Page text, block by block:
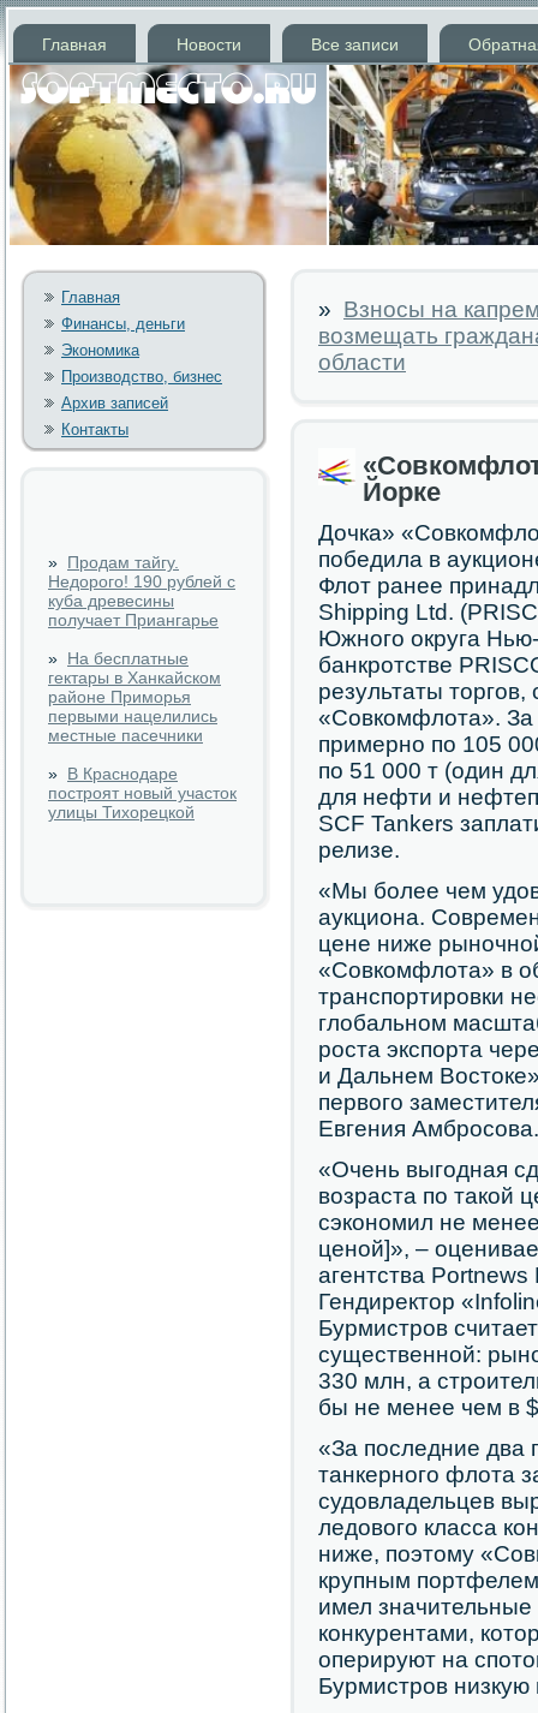
Главная Новости Все записи
Главная
Финансы, деньги
Экономика
Производство, бизнес
Архив записей
Контакты
» Продам тайгу.
Недорого! 190 рублей с
куба древесины
получает Приангарье
» На бесплатные
гектары в Ханкайском
районе Приморья
первыми нацелились
местные пасечники
» В Краснодаре
построят новый участок
улицы Тихорецкой
» Взносы на
возмещать
области
Йорке
Дочка»
победила в
Флот ранее
Shipping Ltd.
Южного округа
банкротстве
результаты
«Совкомфлота». За
примерно по 105
по 51 000 т (один
для нефти и
SCF Tankers
релизе.
«Мы более чем
аукциона.
цене ниже
«Совкомфлота» в
транспортировки
глобальном
роста экспорта
и Дальнем
первого
Евгения Амбросова.
«Очень выгодная
возраста по такой
сэкономил не
ценой]», –
агентства
Гендиректор
Бурмистров
существенной:
330 млн, а
бы не менее чем в
«За последние два
танкерного флота
судовладельцев
ледового класса
ниже, поэтому
крупным
имел
конкурентами,
оперируют на
Бурмистров низкую